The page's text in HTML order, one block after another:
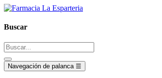
Buscar
Navegación de palanca ☰